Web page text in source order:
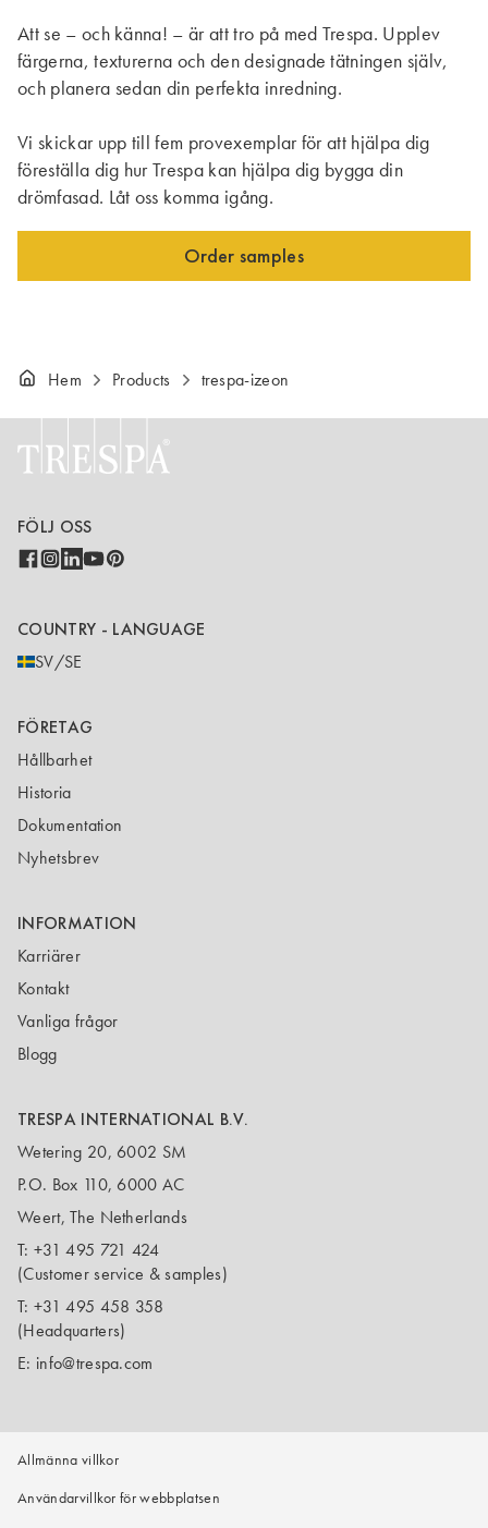
Att se – och känna! – är att tro på med Trespa. Upplev
färgerna, texturerna och den designade tätningen själv,
och planera sedan din perfekta inredning.
Vi skickar upp till fem provexemplar för att hjälpa dig
föreställa dig hur Trespa kan hjälpa dig bygga din
drömfasad. Låt oss komma igång.
Order samples
Hem Products trespa-izeon
FÖLJ OSS
COUNTRY - LANGUAGE
SV/SE
FÖRETAG
Hållbarhet
Historia
Dokumentation
Nyhetsbrev
INFORMATION
Karriärer
Kontakt
Vanliga frågor
Blogg
TRESPA INTERNATIONAL B.V.
Wetering 20, 6002 SM
P.O. Box 110, 6000 AC
Weert, The Netherlands
T: +31 495 721 424
(Customer service & samples)
T: +31 495 458 358
(Headquarters)
E: info@trespa.com
Allmänna villkor
Användarvillkor för webbplatsen